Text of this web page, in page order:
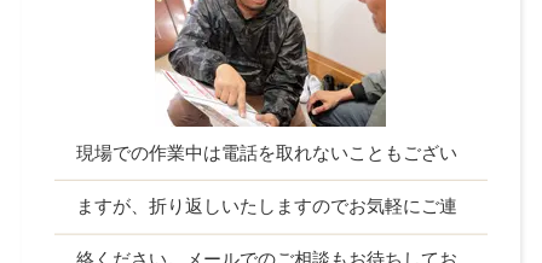
現場での作業中は電話を取れないこともござい
ますが、折り返しいたしますのでお気軽にご連
絡ください。メールでのご相談もお待ちしてお